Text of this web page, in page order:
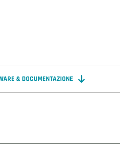
& DOCUMENTAZIONE